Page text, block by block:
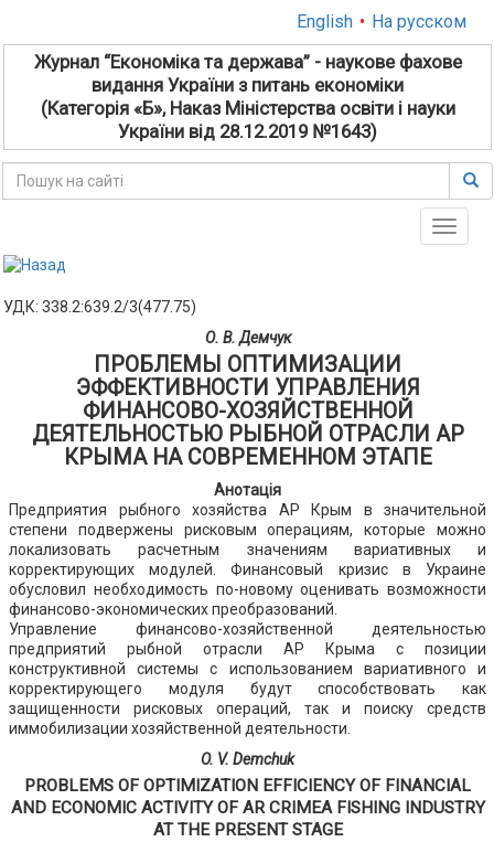
English • На русском
Журнал “Економіка та держава” - наукове фахове
видання України з питань економіки
(Категорія «Б», Наказ Міністерства освіти і науки
України від 28.12.2019 №1643)
Toggle
УДК: 338.2:639.2/3(477.75)
О. В. Демчук
ПРОБЛЕМЫ ОПТИМИЗАЦИИ
ЭФФЕКТИВНОСТИ УПРАВЛЕНИЯ
ФИНАНСОВО-ХОЗЯЙСТВЕННОЙ
ДЕЯТЕЛЬНОСТЬЮ РЫБНОЙ ОТРАСЛИ АР
КРЫМА НА СОВРЕМЕННОМ ЭТАПЕ
Анотація
Предприятия рыбного хозяйства АР Крым в значительной
степени подвержены рисковым операциям, которые можно
локализовать расчетным значениям вариативных и
корректирующих модулей. Финансовый кризис в Украине
обусловил необходимость по-новому оценивать возможности
финансово-экономических преобразований.
Управление финансово-хозяйственной деятельностью
предприятий рыбной отрасли АР Крыма с позиции
конструктивной системы с использованием вариативного и
корректирующего модуля будут способствовать как
защищенности рисковых операций, так и поиску средств
иммобилизации хозяйственной деятельности.
O. V. Demchuk
PROBLEMS OF OPTIMIZATION EFFICIENCY OF FINANCIAL
AND ECONOMIC ACTIVITY OF AR CRIMEA FISHING INDUSTRY
AT THE PRESENT STAGE